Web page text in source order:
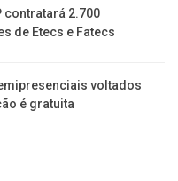
contratará 2.700
de Etecs e Fatecs
voltados
é gratuita